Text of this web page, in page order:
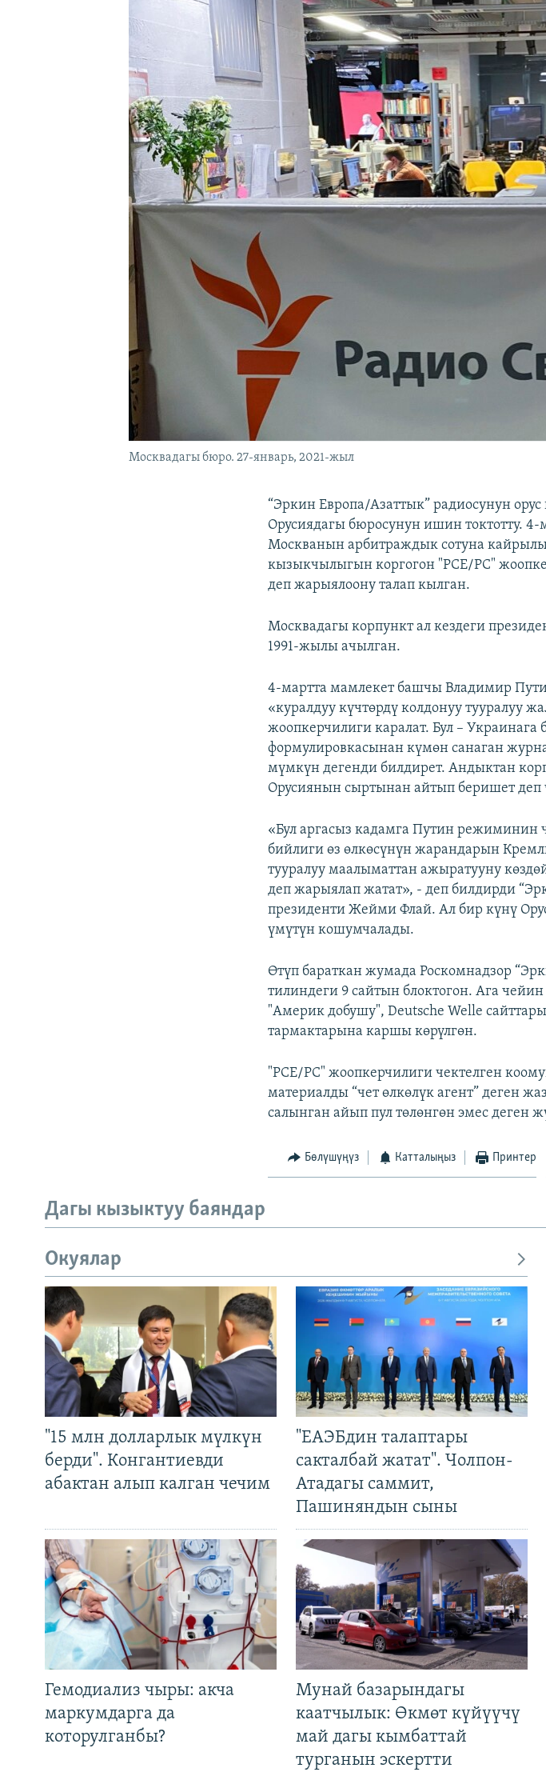
ЫҢГАЙСЫЗ СУРООЛОР
Москвадагы бюро. 27-январь, 2021-жыл
“Эркин Европа/Азаттык” радиосунун
Орусиядагы бюросунун ишин токтотту.
Москванын арбитраждык сотуна
кызыкчылыгын коргогон "РСЕ/РС"
деп жарыялоону талап кылган.
Москвадагы корпункт ал кездеги
1991-жылы ачылган.
4-мартта мамлекет башчы Владимир
«куралдуу күчтөрдү колдонуу тууралуу
жоопкерчилиги каралат. Бул –
формулировкасынан күмөн санаган
мүмкүн дегенди билдирет. Андыктан
Орусиянын сыртынан айтып беришет деп
«Бул аргасыз кадамга Путин режиминин
бийлиги өз өлкөсүнүн жарандарын
тууралуу маалыматтан ажыратууну
деп жарыялап жатат», - деп билдирди
президенти Жейми Флай. Ал бир күнү
үмүтүн кошумчалады.
Өтүп бараткан жумада Роскомнадзор
тилиндеги 9 сайтын блоктогон. Ага
"Америк добушу", Deutsche Welle
тармактарына каршы көрүлгөн.
"РСЕ/РС" жоопкерчилиги чектелген
материалды “чет өлкөлүк агент” деген
салынган айып пул төлөнгөн эмес деген
Бөлүшүңүз Катталыңыз Принтер
Дагы кызыктуу баяндар
Окуялар
"15 млн долларлык мүлкүн
берди". Конгантиевди
абактан алып калган чечим
"ЕАЭБдин талаптары
сакталбай жатат". Чолпон-
Атадагы саммит,
Пашиняндын сыны
Гемодиализ чыры: акча
маркумдарга да
которулганбы?
Мунай базарындагы
каатчылык: Өкмөт күйүүчү
май дагы кымбаттай
турганын эскертти